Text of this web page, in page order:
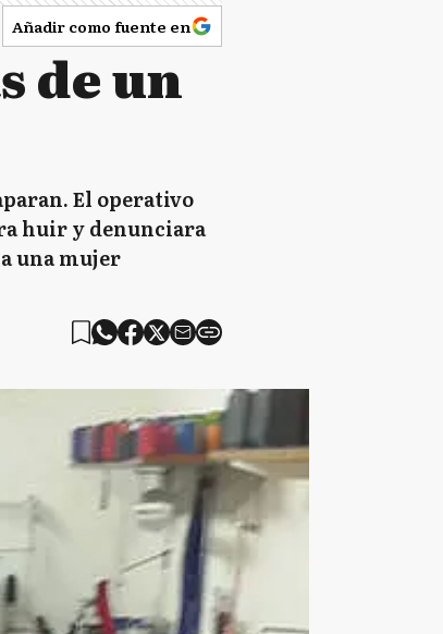
Añadir como fuente en
de un
El operativo
huir y denunciara
una mujer